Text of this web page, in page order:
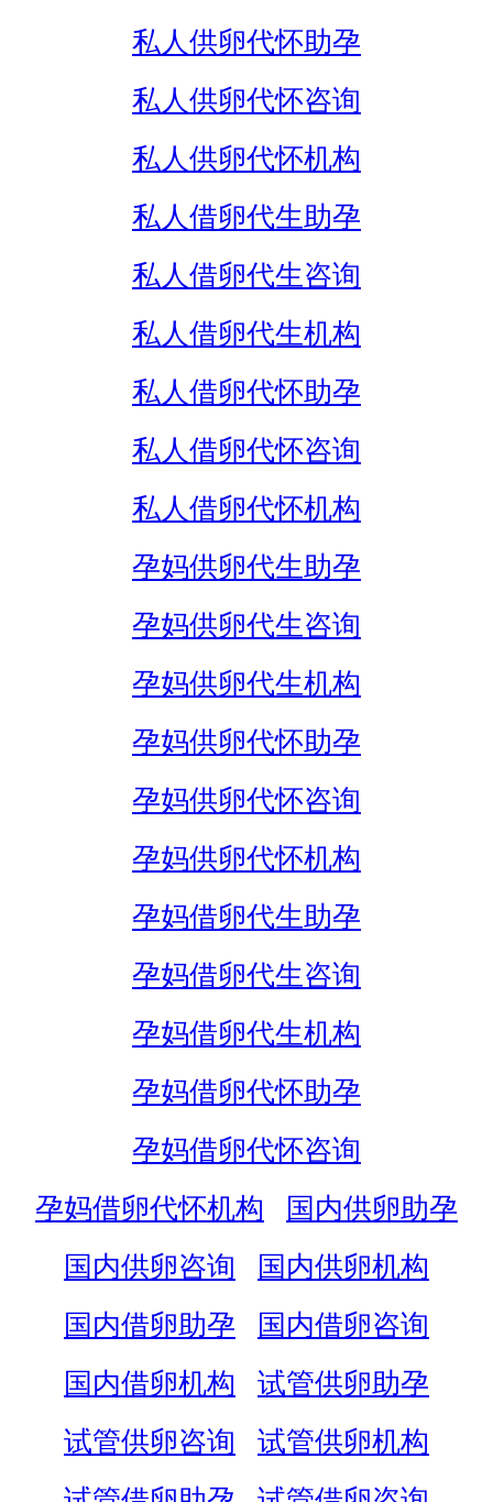
私人供卵代怀助孕
私人供卵代怀咨询
私人供卵代怀机构
私人借卵代生助孕
私人借卵代生咨询
私人借卵代生机构
私人借卵代怀助孕
私人借卵代怀咨询
私人借卵代怀机构
孕妈供卵代生助孕
孕妈供卵代生咨询
孕妈供卵代生机构
孕妈供卵代怀助孕
孕妈供卵代怀咨询
孕妈供卵代怀机构
孕妈借卵代生助孕
孕妈借卵代生咨询
孕妈借卵代生机构
孕妈借卵代怀助孕
孕妈借卵代怀咨询
孕妈借卵代怀机构
国内供卵助孕
国内供卵咨询
国内供卵机构
国内借卵助孕
国内借卵咨询
国内借卵机构
试管供卵助孕
试管供卵咨询
试管供卵机构